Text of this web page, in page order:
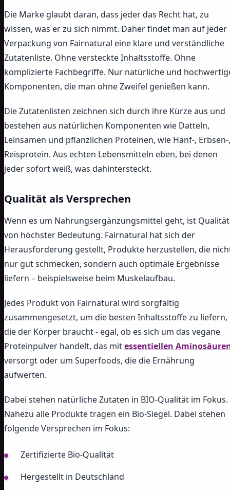
Die Marke glaubt daran, dass jeder das Recht hat, zu
wissen, was er zu sich nimmt. Daher findet man auf jeder
Verpackung von Fairnatural eine klare und verständliche
Zutatenliste. Ohne versteckte Inhaltsstoffe. Ohne
komplizierte Fachbegriffe. Nur natürliche und
Komponenten, die man ohne Zweifel genießen kann.
Die Zutatenlisten zeichnen sich durch ihre Kürze aus und
bestehen aus natürlichen Komponenten wie Datteln,
Leinsamen und pflanzlichen Proteinen, wie Hanf-, Erbsen-,
Reisprotein. Aus echten Lebensmitteln eben, bei denen
jeder sofort weiß, was dahintersteckt.
Qualität als Versprechen
Wenn es um Nahrungsergänzungsmittel geht, ist Qualität
von höchster Bedeutung. Fairnatural hat sich der
Herausforderung gestellt, Produkte herzustellen, die
nur gut schmecken, sondern auch optimale Ergebnisse
liefern – beispielsweise beim Muskelaufbau.
Jedes Produkt von Fairnatural wird sorgfältig
zusammengesetzt, um die besten Inhaltsstoffe zu liefern,
die der Körper braucht - egal, ob es sich um das vegane
Proteinpulver handelt, das mitessentiellen
versorgt oder um Superfoods, die die Ernährung
aufwerten.
Dabei stehen natürliche Zutaten in BIO-Qualität im Fokus.
Nahezu alle Produkte tragen ein Bio-Siegel. Dabei stehen
folgende Versprechen im Fokus:
Zertifizierte Bio-Qualität
Hergestellt in Deutschland